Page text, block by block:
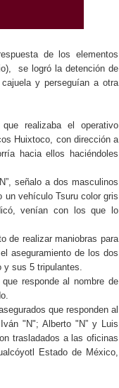
de los elementos
se logró la detención de
y perseguían a otra
realizaba el operativo
Huixtoco, con dirección a
hacia ellos haciéndoles
señalo a dos masculinos
un vehículo Tsuru color gris
venían con los que lo
de realizar maniobras para
aseguramiento de los dos
sus 5 tripulantes.
responde al nombre de
que responden al
"N"; Alberto "N” y Luis
trasladados a las oficinas
Estado de México,